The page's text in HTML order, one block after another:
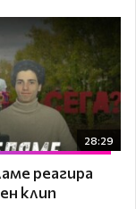
28:29
реагира
клип